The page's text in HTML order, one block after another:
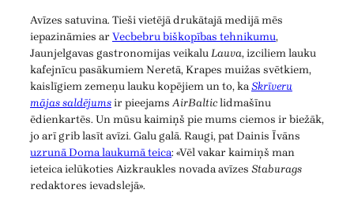
Avīzes satuvina. Tieši vietējā drukātajā medijā mēs
iepazināmies arVecbebru biškopības tehnikumu,
Jaunjelgavas gastronomijas veikaluLauva, izciliem lauku
kafejnīcu pasākumiem Neretā, Krapes muižas svētkiem,
kaislīgiem zemeņu lauku kopējiem un to, kaSkrīveru
mājas saldējumsir pieejamsAirBalticlidmašīnu
ēdienkartēs. Un mūsu kaimiņš pie mums ciemos ir biežāk,
jo arī grib lasīt avīzi. Galu galā. Raugi, pat Dainis Īvāns
uzrunā Doma laukumā teica: «Vēl vakar kaimiņš man
ieteica ielūkoties Aizkraukles novada avīzes Staburags
redaktores ievadslejā».